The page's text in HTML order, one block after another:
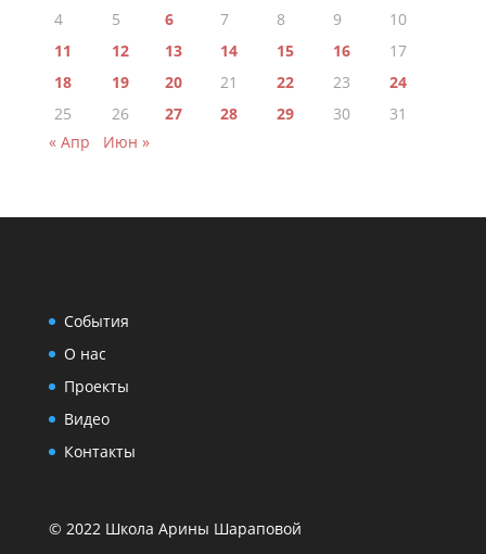
4
5 6 7 8 9
10
11
12 13 14 15 16
17
18
19 20 21 22 23
24
25
26 27 28 29 30
31
« Апр
Июн »
События
О нас
Проекты
Видео
Контакты
© 2022 Школа Арины Шараповой